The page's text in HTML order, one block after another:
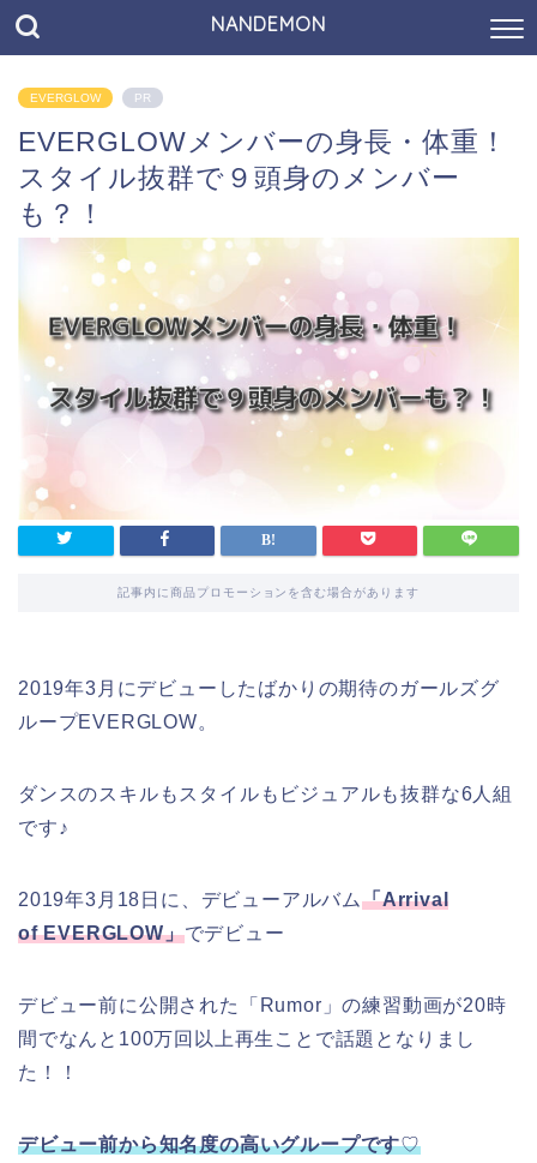
NANDEMON
EVERGLOW PR
EVERGLOWメンバーの身長・体重！
スタイル抜群で９頭身のメンバー
も？！
記事内に商品プロモーションを含む場合があります
2019年3月にデビューしたばかりの期待のガールズグ
ループEVERGLOW。
ダンスのスキルもスタイルもビジュアルも抜群な6人組
です♪
2019年3月18日に、デビューアルバム「Arrival
of EVERGLOW」でデビュー
デビュー前に公開された「Rumor」の練習動画が20時
間でなんと100万回以上再生ことで話題となりまし
た！！
デビュー前から知名度の高いグループです♡